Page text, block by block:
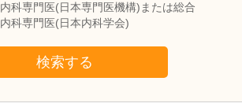
内科専門医(日本専門医機構)または総合
内科専門医(日本内科学会)
検索する